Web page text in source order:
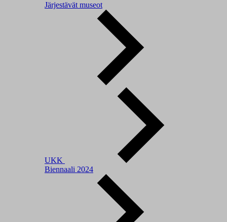
Järjestävät museot
UKK
Biennaali 2024